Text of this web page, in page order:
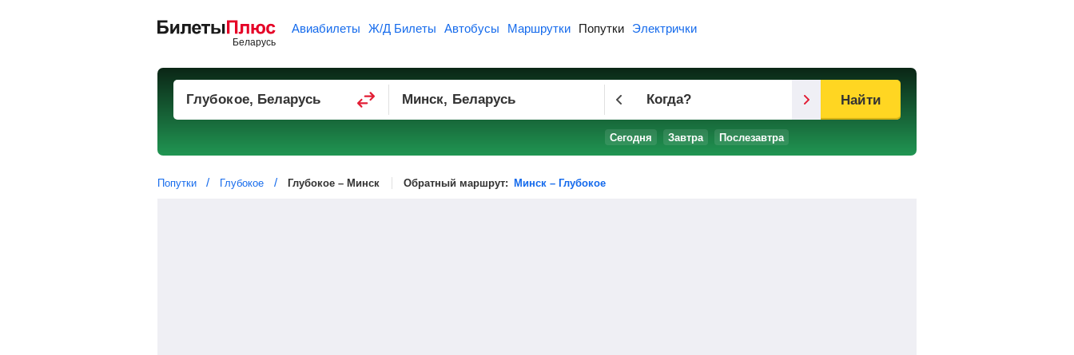
Авиабилеты Ж/Д Билеты Автобусы Маршрутки Попутки Электрички
Когда?
Сегодня Завтра Послезавтра
Найти
Попутки Глубокое Глубокое – Минск Обратный маршрут: Минск – Глубокое